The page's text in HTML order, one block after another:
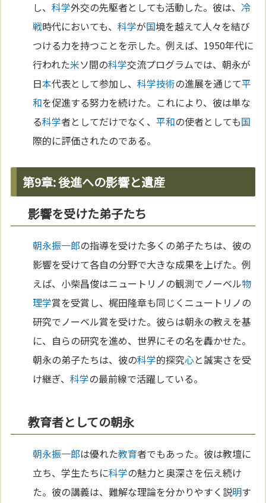
し、科学外交の先駆者としても活動した。彼は、 冷
戦時代においても、科学が国境を越えて人々を結び
つける力を持つことを示した。例えば、1950年代に
行われた米ソ間の科学交流プログラムでは、朝永が
日本代表として参加し、科学技術の進展を通じて平
和を促進する努力を続けた。これにより、彼は単な
る科学者としてだけでなく、平和の使者としても国
際的に評価されたのである。
第9章: 後進への影響と遺産
影響を受けた弟子たち
朝永振一郎の指導を受けた多くの弟子たちは、彼の
影響を受けて各自の分野で大きな成果を上げた。例
えば、小柴昌俊はニュートリノの観測でノーベル物
理学賞を受賞し、梶田隆章も同じくニュートリノの
研究でノーベル賞を受けた。彼らは朝永の教えを基
に、自らの研究を進め、世界にその名を轟かせた。
朝永の弟子たちは、彼の科学的探究心と誠実さを受
け継ぎ、科学の最前線で活躍している。
教育者としての朝永
朝永振一郎は優れた教育者でもあった。彼は教壇に
立ち、学生たちに科学の魅力と奥深さを伝え続け
た。彼の講義は、難解な理論を分かりやすく説明す